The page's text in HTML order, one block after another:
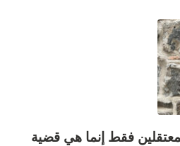
فقط إنما هي قضية